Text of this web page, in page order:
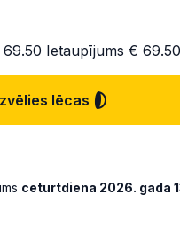
Ietaupījums € 69.50
lēcas
ceturtdiena 2026. gada